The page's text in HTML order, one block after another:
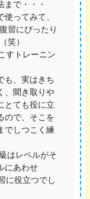
で・・・
ってみて、
習にぴったり
笑）
すトレーニン
も、実はきち
、聞き取りや
とても役に立
ので、そこを
でしつこく練
はレベルがそ
にあわせ
に役立つでし